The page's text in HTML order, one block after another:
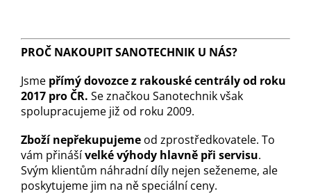
PROČ NAKOUPIT SANOTECHNIK U NÁS?
Jsme přímý dovozce z rakouské centrály od roku
2017 pro ČR. Se značkou Sanotechnik však
spolupracujeme již od roku 2009.
Zboží nepřekupujeme od zprostředkovatele. To
vám přinášívelké výhody hlavně při servisu.
Svým klientům náhradní díly nejen seženeme, ale
poskytujeme jim na ně speciální ceny.